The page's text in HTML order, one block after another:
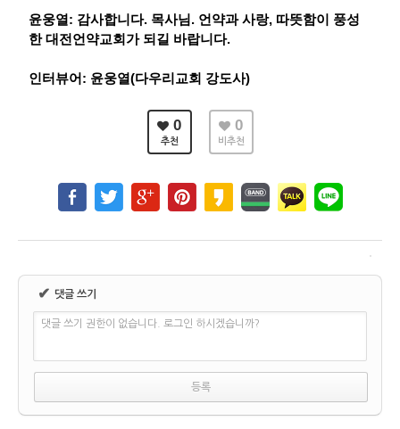
윤웅열: 감사합니다. 목사님. 언약과 사랑, 따뜻함이 풍성
한 대전언약교회가 되길 바랍니다.
인터뷰어: 윤웅열(다우리교회 강도사)
0
추천
0
비추천
✔ 댓글 쓰기
댓글 쓰기 권한이 없습니다. 로그인 하시겠습니까?